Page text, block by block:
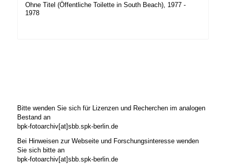
Ohne Titel (Öffentliche Toilette in South Beach), 1977 -
1978
Bitte wenden Sie sich für Lizenzen und Recherchen im analogen
Bestand an
bpk-fotoarchiv[at]sbb.spk-berlin.de
Bei Hinweisen zur Webseite und Forschungsinteresse wenden
Sie sich bitte an
bpk-fotoarchiv[at]sbb.spk-berlin.de